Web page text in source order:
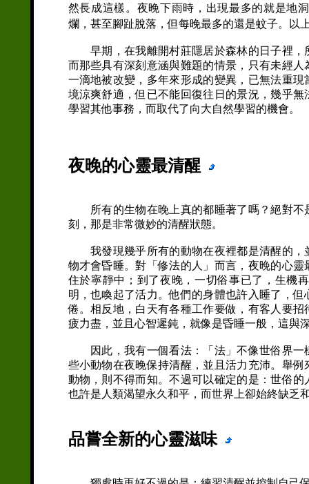
然長成這樣。夜晚下雨時，出現最多的就是地
爛，甚至腳趾脫落，但每晚最多的還是蚊子。以
早期，在我離開村莊隱居於森林的日子裡，
而那些具有深刻意涵與難題的情景，只有未經
一滴地被改變，多年來形成的變異，已無法重
境涼爽舒適，但已不能回復往日的景況，幾乎
學習其他事務，而取代了向大自然學習的機會。
夜晚的心靈最清醒
所有的生物在晚上真的都睡著了嗎？絕對不
刻，那是非常微妙的清醒狀態。
我發現幾乎所有的動物在夜裡都是清醒的，
物才會昏睡。對「修法的人」而言，夜晚的心
住於寧靜中；到了夜晚，一切俗事已了，生機
明，也喚起了活力。他們的身體也許入睡了，
倦。相反地，白天有各種工作要做，有客人要
疲力盡，並且心智遲鈍，就像是昏睡一般，這與
因此，我有一個看法：「法」不像世俗界一
些小動物在夜晚保持清醒，並且活力充沛。舉
動物，則不得而知。不過可以確定的是：世俗
也許是人類渴望永久和平，而世界上卻始終缺乏
品嘗全新的心靈滋味